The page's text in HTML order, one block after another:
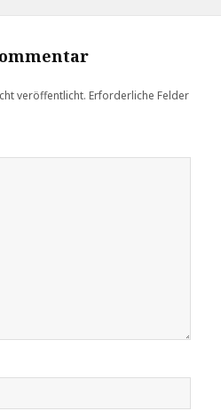
veröffentlicht. Erforderliche Felder